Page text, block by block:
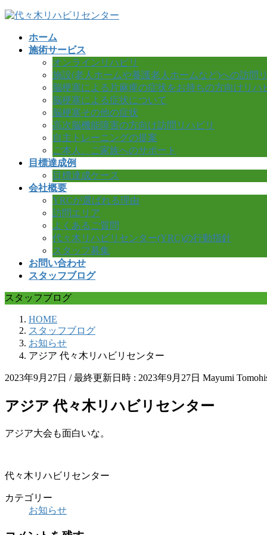
コ
ナ
ホーム
施術サービス
オンラインリハビリ
施設(老人ホームや養護老人ホームなど)への訪問
脳梗塞による片麻痺の症状をお持ちの方向けリハ
脳梗塞による症状について
脳梗塞その他の症状
高次脳機能障害の方向け訪問リハビリ
自主トレーニングの提案
ご本人、ご家族へのサポート
目標達成例
目標達成ケース
会社概要
YRCが選ばれる理由
訪問エリア
よくあるご質問
代々木リハビリセンター(YRC)の行動指針
スタッフ募集
お問い合わせ
スタッフブログ
スタッフブログ
HOME
スタッフブログ
お知らせ
アジア 代々木リハビリセンター
2023年9月27日 / 最終更新日時 : 2023年9月27日 Mayumi
アジア 代々木リハビリセンター
アジア大会も面白いな。
代々木リハビリセンター
カテゴリー
お知らせ